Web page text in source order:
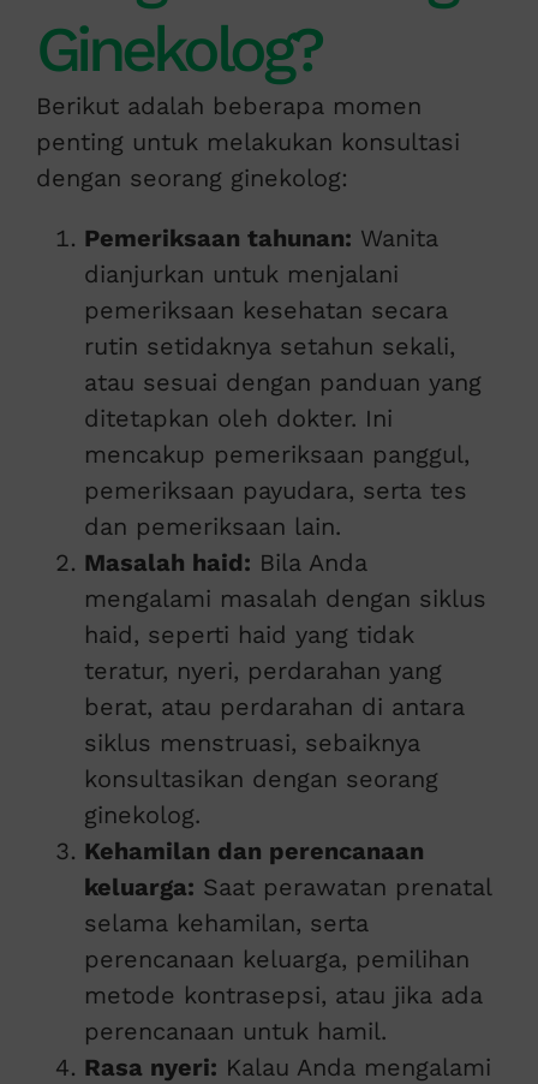
Ginekolog?
Berikut adalah beberapa momen
penting untuk melakukan konsultasi
dengan seorang ginekolog:
Pemeriksaan tahunan: Wanita
dianjurkan untuk menjalani
pemeriksaan kesehatan secara
rutin setidaknya setahun sekali,
atau sesuai dengan panduan yang
ditetapkan oleh dokter. Ini
mencakup pemeriksaan panggul,
pemeriksaan payudara, serta tes
dan pemeriksaan lain.
Masalah haid: Bila Anda
mengalami masalah dengan siklus
haid, seperti haid yang tidak
teratur, nyeri, perdarahan yang
berat, atau perdarahan di antara
siklus menstruasi, sebaiknya
konsultasikan dengan seorang
ginekolog.
Kehamilan dan perencanaan
keluarga: Saat perawatan prenatal
selama kehamilan, serta
perencanaan keluarga, pemilihan
metode kontrasepsi, atau jika ada
perencanaan untuk hamil.
Rasa nyeri: Kalau Anda mengalami